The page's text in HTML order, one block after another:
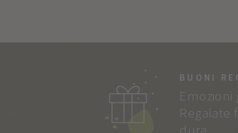
BUONI
Emozioni
Regalate
dura.